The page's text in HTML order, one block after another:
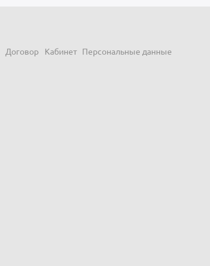
Договор Кабинет Персональные данные